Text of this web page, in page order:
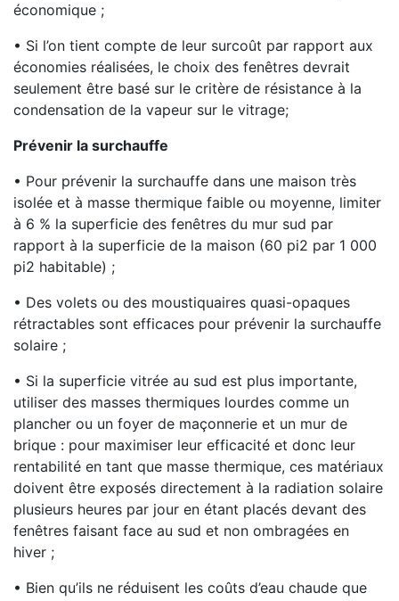
économique ;
• Si l’on tient compte de leur surcoût par rapport aux
économies réalisées, le choix des fenêtres devrait
seulement être basé sur le critère de résistance à la
condensation de la vapeur sur le vitrage;
Prévenir la surchauffe
• Pour prévenir la surchauffe dans une maison très
isolée et à masse thermique faible ou moyenne, limiter
à 6 % la superficie des fenêtres du mur sud par
rapport à la superficie de la maison (60 pi2 par 1 000
pi2 habitable) ;
• Des volets ou des moustiquaires quasi-opaques
rétractables sont efficaces pour prévenir la surchauffe
solaire ;
• Si la superficie vitrée au sud est plus importante,
utiliser des masses thermiques lourdes comme un
plancher ou un foyer de maçonnerie et un mur de
brique : pour maximiser leur efficacité et donc leur
rentabilité en tant que masse thermique, ces matériaux
doivent être exposés directement à la radiation solaire
plusieurs heures par jour en étant placés devant des
fenêtres faisant face au sud et non ombragées en
hiver ;
• Bien qu’ils ne réduisent les coûts d’eau chaude que